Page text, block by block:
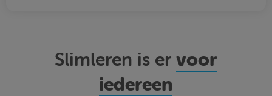
Slimleren is ervoor
iedereen